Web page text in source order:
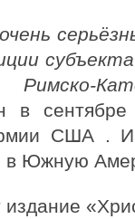
Римско-
в
США .
в Южную